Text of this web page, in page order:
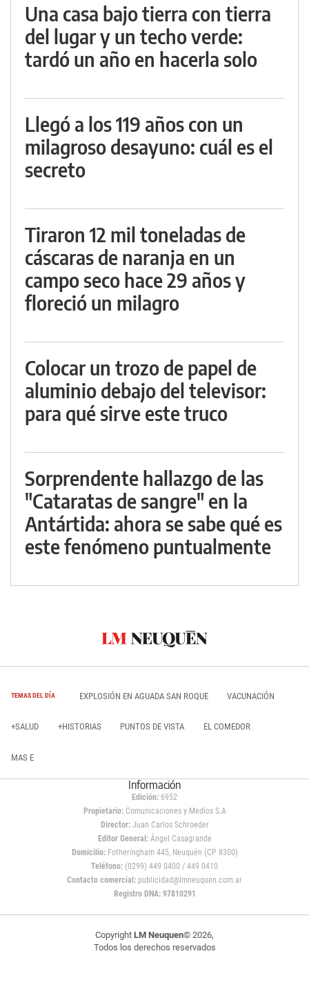
Una casa bajo tierra con tierra
del lugar y un techo verde:
tardó un año en hacerla solo
Llegó a los 119 años con un
milagroso desayuno: cuál es el
secreto
Tiraron 12 mil toneladas de
cáscaras de naranja en un
campo seco hace 29 años y
floreció un milagro
Colocar un trozo de papel de
aluminio debajo del televisor:
para qué sirve este truco
Sorprendente hallazgo de las
"Cataratas de sangre" en la
Antártida: ahora se sabe qué es
este fenómeno puntualmente
TEMAS DEL DÍA EXPLOSIÓN EN AGUADA SAN ROQUE VACUNACIÓN
+SALUD +HISTORIAS PUNTOS DE VISTA EL COMEDOR
MAS E
Información
Edición: 6952
Propietario:Comunicaciones y Medios S.A
Director: Juan Carlos Schroeder
Editor General:Ángel Casagrande
Domicilio:Fotheringham 445, Neuquén (CP 8300)
Teléfono: (0299) 449 0400 / 449 0410
Contacto comercial: publicidad@lmneuquen.com.ar
Registro DNA: 97810291
Copyright LM Neuquen© 2026,
Todos los derechos reservados